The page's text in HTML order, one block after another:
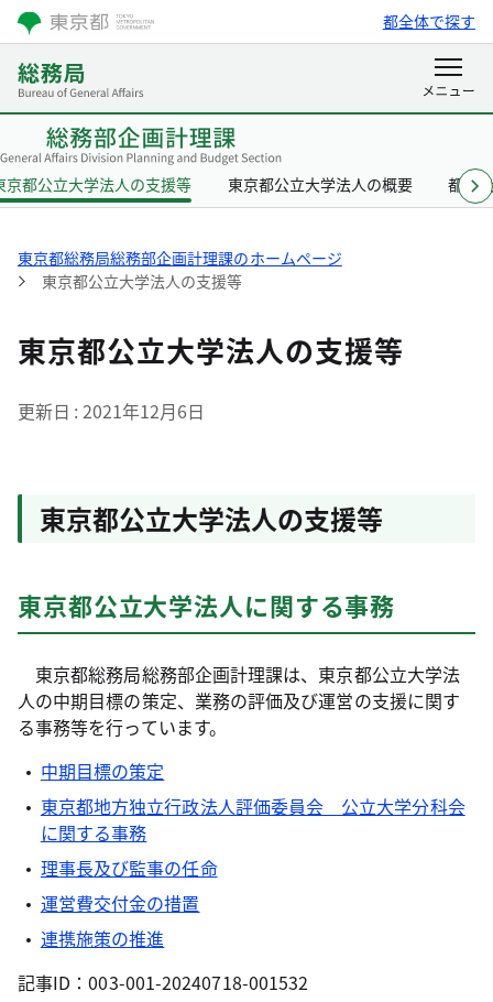
都全体で探す
京都公立大学法人の支援等 東京都公立大学法人の概要 都立
東京都総務局総務部企画計理課のホームページ
東京都公立大学法人の支援等
東京都公立大学法人の支援等
更新日 2021年12月6日
東京都公立大学法人の支援等
東京都公立大学法人に関する事務
東京都総務局総務部企画計理課は、東京都公立大学法
人の中期目標の策定、業務の評価及び運営の支援に関す
る事務等を行っています。
中期目標の策定
東京都地方独立行政法人評価委員会 公立大学分科会
に関する事務
理事長及び監事の任命
運営費交付金の措置
連携施策の推進
記事ID：003-001-20240718-001532